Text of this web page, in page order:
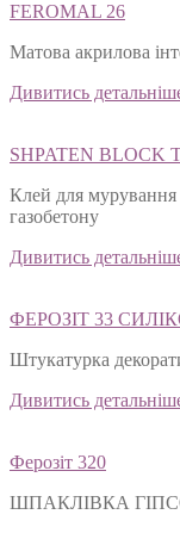
FEROMAL 26
Матова акрилова
Дивитись
SHPATEN BLOСK
Клей для мурування
газобетону
Дивитись
ФЕРОЗІТ 33
Штукатурка
Дивитись
Ферозіт 320
ШПАКЛІВКА